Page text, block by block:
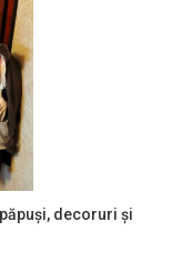
decoruri și